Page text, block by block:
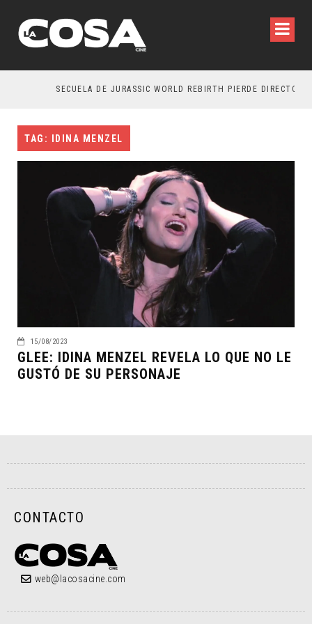
SECUELA DE JURASSIC WORLD REBIRTH PIERDE DIRECTOR
TAG: IDINA MENZEL
15/08/2023
GLEE: IDINA MENZEL REVELA LO QUE NO LE
GUSTÓ DE SU PERSONAJE
CONTACTO
web@lacosacine.com